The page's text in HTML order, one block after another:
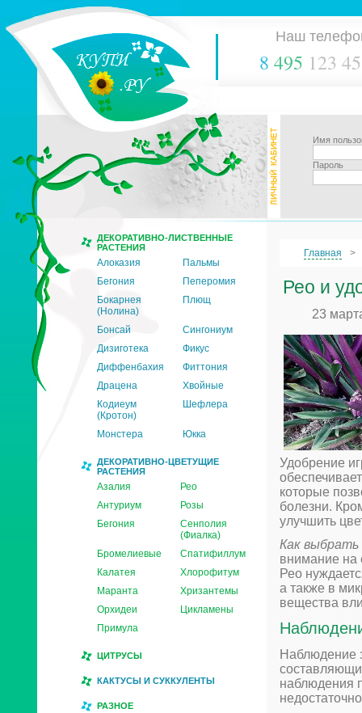
Наш
8 495 123
Имя
Пароль
ДЕКОРАТИВНО-ЛИСТВЕННЫЕ
РАСТЕНИЯ
Алоказия
Пальмы
Бегония
Пеперомия
Бокарнея
(Нолина)
Плющ
Бонсай
Сингониум
Дизиготека
Фикус
Диффенбахия
Фиттония
Драцена
Хвойные
Кодиеум
(Кротон)
Шефлера
Монстера Юкка
ДЕКОРАТИВНО-ЦВЕТУЩИЕ
РАСТЕНИЯ
Азалия
Рео
Антуриум
Розы
Бегония
Сенполия
(Фиалка)
Бромелиевые
Спатифиллум
Калатея
Хлорофитум
Маранта
Хризантемы
Орхидеи
Цикламены
Примула
ЦИТРУСЫ
КАКТУСЫ И СУККУЛЕНТЫ
РАЗНОЕ
Главная
Рео и
23
Удобрение
которые
болезни.
улучшить
Как выбрать
внимание на
Рео
а также в
вещества
Наблюдение
наблюдения